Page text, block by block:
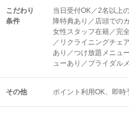
こだわり
条件
当日受付OK／2名以上
降特典あり／店頭での
女性スタッフ在籍／完
／リクライニングチェ
あり／つけ放題メニュ
ューあり／ブライダル
その他 ポイント利用OK 即時